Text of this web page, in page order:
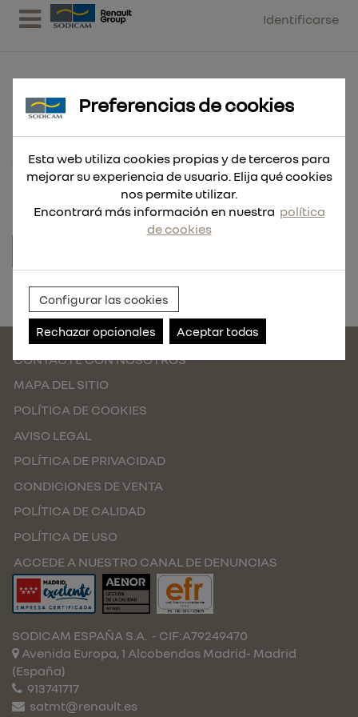
Identificarse
ENGRASADOR R. MT503
1/4NPT/CEM
Referencia:011910.030
CONTACTE CON NOSOTROS
MAPA DEL SITIO
POLÍTICA DE COOKIES
AVISO LEGAL
POLÍTICA DE PRIVACIDAD
CONDICIONES DE VENTA
POLÍTICA DE CALIDAD
POLÍTICA DE USO
ACCEDE A NUESTRO CANAL DE DENUNCIAS
SODICAM ESPAÑA S.A. - CIF:A79249470
Avenida Europa, 1 Alcobendas Madrid- Madrid
(España)
913741717
satmt@renault.es
Preferencias de cookies
Esta web utiliza cookies propias y de terceros para
mejorar su experiencia de usuario. Elija qué cookies
nos permite utilizar.
Encontrará más información en nuestra política
de cookies
Configurar las cookies
Rechazar opcionales Aceptar todas